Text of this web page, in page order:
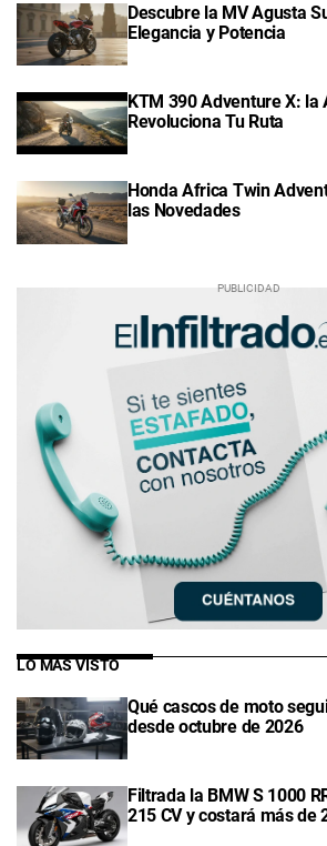
Descubre la MV Agusta
Elegancia y Potencia
KTM 390 Adventure X: la
Revoluciona Tu Ruta
Honda Africa Twin
las Novedades
LO MÁS VISTO
Qué cascos de moto
desde octubre de 2026
Filtrada la BMW S 1000
215 CV y costará más de